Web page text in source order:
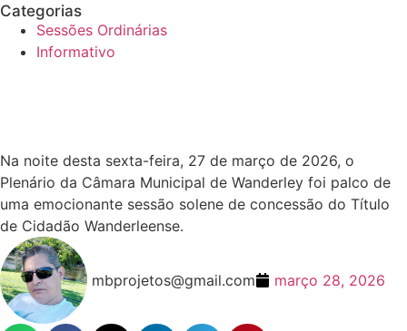
Categorias
Sessões Ordinárias
Informativo
Na noite desta sexta-feira, 27 de março de 2026, o
Plenário da Câmara Municipal de Wanderley foi palco de
uma emocionante sessão solene de concessão do Título
de Cidadão Wanderleense.
mbprojetos@gmail.com março 28, 2026